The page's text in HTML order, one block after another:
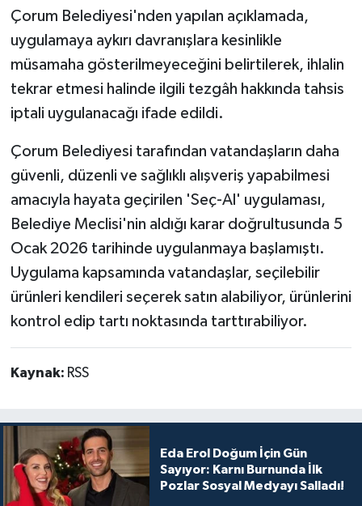
Çorum Belediyesi'nden yapılan açıklamada,
uygulamaya aykırı davranışlara kesinlikle
müsamaha gösterilmeyeceğini belirtilerek, ihlalin
tekrar etmesi halinde ilgili tezgâh hakkında tahsis
iptali uygulanacağı ifade edildi.
Çorum Belediyesi tarafından vatandaşların daha
güvenli, düzenli ve sağlıklı alışveriş yapabilmesi
amacıyla hayata geçirilen 'Seç-Al' uygulaması,
Belediye Meclisi'nin aldığı karar doğrultusunda 5
Ocak 2026 tarihinde uygulanmaya başlamıştı.
Uygulama kapsamında vatandaşlar, seçilebilir
ürünleri kendileri seçerek satın alabiliyor, ürünlerini
kontrol edip tartı noktasında tarttırabiliyor.
Kaynak: RSS
Eda Erol Doğum İçin Gün
Sayıyor: Karnı Burnunda İlk
Pozlar Sosyal Medyayı Salladı!